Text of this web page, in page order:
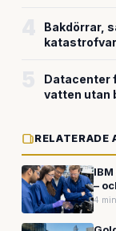
Bakdörrar,
Datacenter
vatten utan
RELATERADE
–
4 min